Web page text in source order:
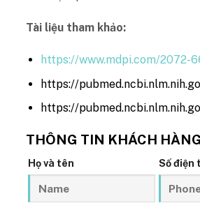
Tài liệu tham khảo:
https://www.mdpi.com/2072-
https://
https://
THÔNG TIN KHÁCH HÀNG
Họ và tên Số điện